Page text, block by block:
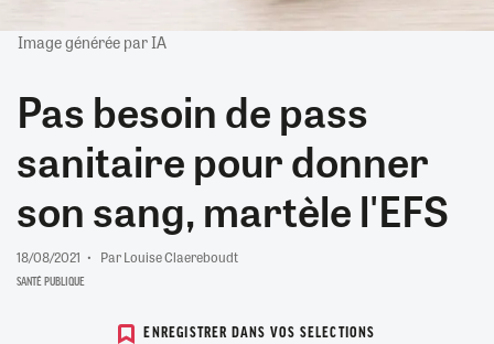
Image générée par IA
Pas besoin de pass
sanitaire pour donner
son sang, martèle l'EFS
18/08/2021 Par Louise Claereboudt
SANTÉ PUBLIQUE
ENREGISTRER DANS VOS SELECTIONS